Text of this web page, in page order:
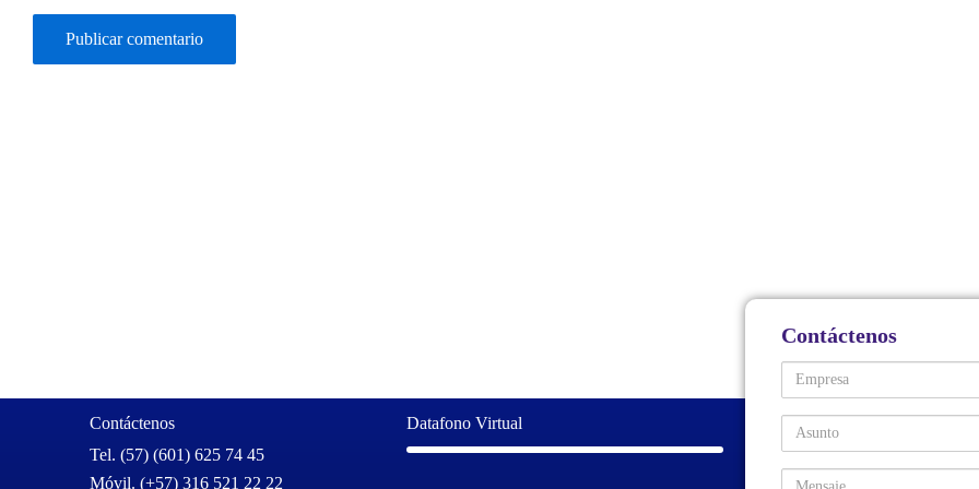
Contáctenos
Tel. (57) (601) 625 74 45
Móvil. (+57) 316 521 22 22
Datafono Virtual
Contáctenos
Empresa
Asunto
Comentarios / Preguntas